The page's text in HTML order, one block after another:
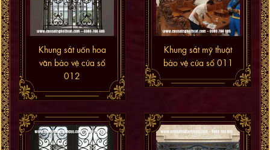
Khung sắt uốn hoa
văn bảo vệ cửa sổ
012
Khung sắt mỹ thuật
bảo vệ cửa sổ 011